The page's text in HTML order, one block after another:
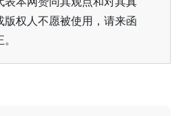
版权人不愿被使用，请来函